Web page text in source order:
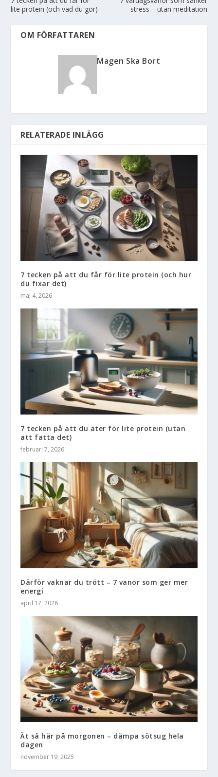
lite protein (och vad du gör)
stress – utan meditation
OM FÖRFATTAREN
Magen Ska Bort
RELATERADE INLÄGG
7 tecken på att du får för lite protein (och hur
du fixar det)
maj 4, 2026
7 tecken på att du äter för lite protein (utan
att fatta det)
februari 7, 2026
Därför vaknar du trött – 7 vanor som ger mer
energi
april 17, 2026
Ät så här på morgonen – dämpa sötsug hela
dagen
november 19, 2025